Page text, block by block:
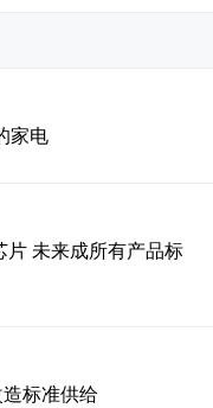
家电
片 未来成所有产品标
标准供给